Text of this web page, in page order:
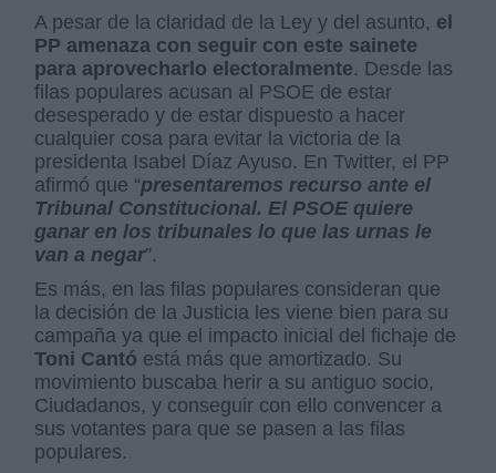
A pesar de la claridad de la Ley y del asunto, el
PP amenaza con seguir con este sainete
para aprovecharlo electoralmente. Desde las
filas populares acusan al PSOE de estar
desesperado y de estar dispuesto a hacer
cualquier cosa para evitar la victoria de la
presidenta Isabel Díaz Ayuso. En Twitter, el PP
afirmó que “presentaremos recurso ante el
Tribunal Constitucional. El PSOE quiere
ganar en los tribunales lo que las urnas le
van a negar”.
Es más, en las filas populares consideran que
la decisión de la Justicia les viene bien para su
campaña ya que el impacto inicial del fichaje de
Toni Cantó está más que amortizado. Su
movimiento buscaba herir a su antiguo socio,
Ciudadanos, y conseguir con ello convencer a
sus votantes para que se pasen a las filas
populares.